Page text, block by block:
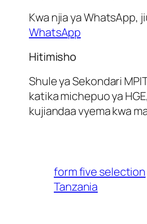
Kwa njia ya WhatsApp,
WhatsApp
Hitimisho
Shule ya Sekondari
katika michepuo ya
kujiandaa vyema kwa
form five selection
Tanzania